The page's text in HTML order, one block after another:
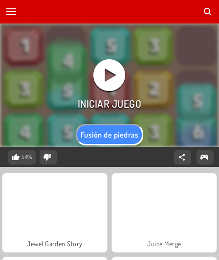
Fusión de piedras
54%
Jewel Garden Story Juice Merge